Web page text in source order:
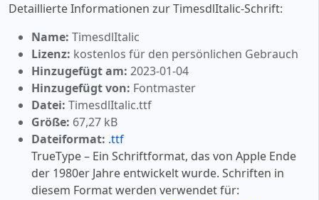
Detaillierte Informationen zur TimesdlItalic-Schrift:
Name: TimesdlItalic
Lizenz: kostenlos für den persönlichen Gebrauch
Hinzugefügt am: 2023-01-04
Hinzugefügt von: Fontmaster
Datei: TimesdlItalic.ttf
Größe: 67,27 kB
Dateiformat: .ttf
TrueType – Ein Schriftformat, das von Apple Ende
der 1980er Jahre entwickelt wurde. Schriften in
diesem Format werden verwendet für: